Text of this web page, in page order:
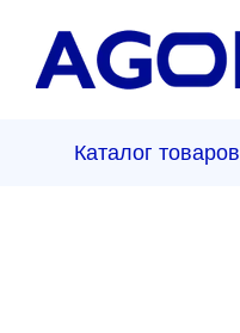
Каталог товаров